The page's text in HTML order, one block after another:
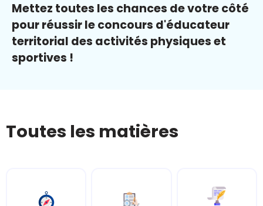
Mettez toutes les chances de votre côté
pour réussir le concours d'éducateur
territorial des activités physiques et
sportives !
Toutes les matières